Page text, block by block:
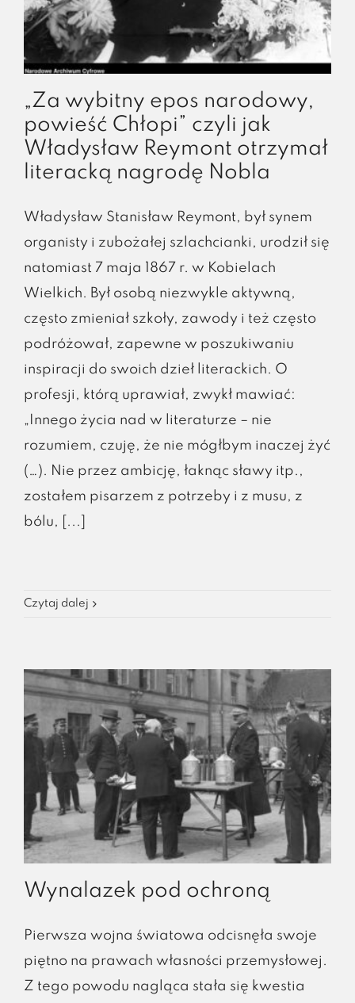
„Za wybitny epos narodowy,
powieść Chłopi” czyli jak
Władysław Reymont otrzymał
literacką nagrodę Nobla
Władysław Stanisław Reymont, był synem
organisty i zubożałej szlachcianki, urodził się
natomiast 7 maja 1867 r. w Kobielach
Wielkich. Był osobą niezwykle aktywną,
często zmieniał szkoły, zawody i też często
podróżował, zapewne w poszukiwaniu
inspiracji do swoich dzieł literackich. O
profesji, którą uprawiał, zwykł mawiać:
„Innego życia nad w literaturze – nie
rozumiem, czuję, że nie mógłbym inaczej żyć
(…). Nie przez ambicję, łaknąc sławy itp.,
zostałem pisarzem z potrzeby i z musu, z
bólu, [...]
Czytaj dalej
Wynalazek pod ochroną
Pierwsza wojna światowa odcisnęła swoje
piętno na prawach własności przemysłowej.
Z tego powodu nagląca stała się kwestia